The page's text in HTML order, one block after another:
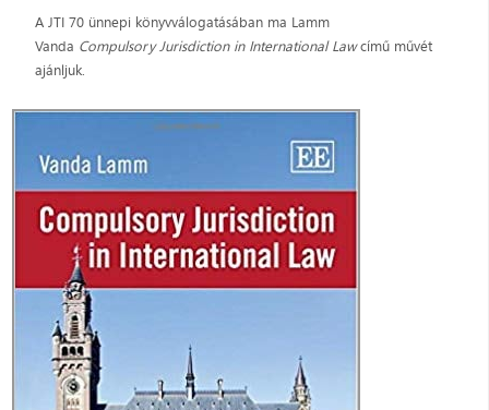
A JTI 70 ünnepi könyvválogatásában ma Lamm
Vanda Compulsory Jurisdiction in International Lawcímű művét
ajánljuk.